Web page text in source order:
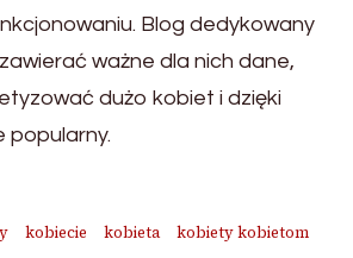
Blog dedykowany
ważne dla nich dane,
dużo kobiet i dzięki
popularny.
kobiecie kobieta
kobiety kobietom